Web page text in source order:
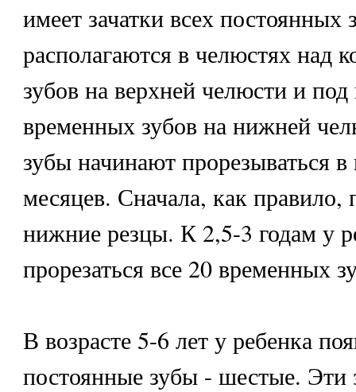
имеет зачатки всех постоянных
располагаются в челюстях над
зубов на верхней челюсти и
временных зубов на нижней
зубы начинают прорезываться в
месяцев. Сначала, как правило,
нижние резцы. К 2,5-3 годам у
прорезаться все 20 временных
В возрасте 5-6 лет у ребенка
постоянные зубы - шестые. Эти